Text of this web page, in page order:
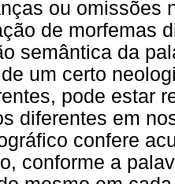
ou omissões
de morfemas
semântica da
um certo
pode estar
diferentes em
confere
conforme a